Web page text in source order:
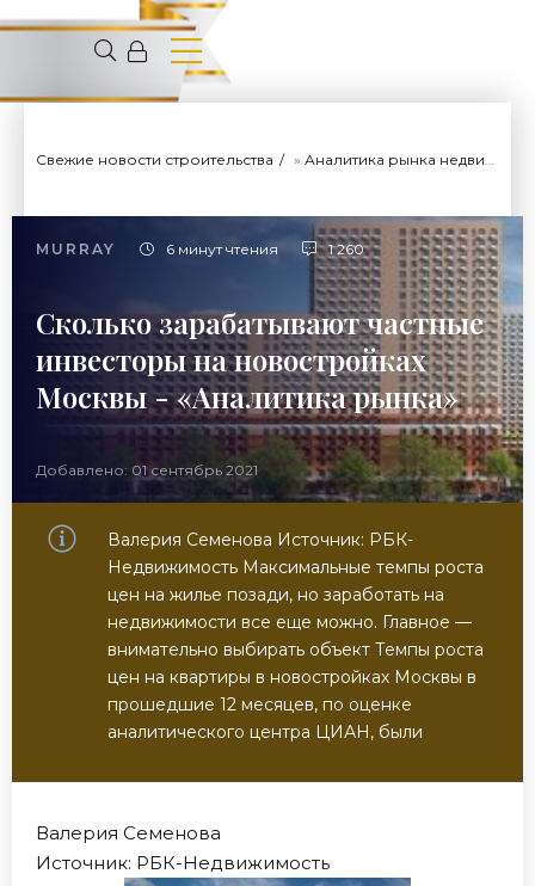
Свежие новости строительства » Аналитика рынка недвижимости
MURRAY 6 минут чтения 1 260
Сколько зарабатывают частные
инвесторы на новостройках
Москвы - «Аналитика рынка»
Добавлено: 01 сентябрь 2021
Валерия Семенова Источник: РБК-
Недвижимость Максимальные темпы роста
цен на жилье позади, но заработать на
недвижимости все еще можно. Главное —
внимательно выбирать объект Темпы роста
цен на квартиры в новостройках Москвы в
прошедшие 12 месяцев, по оценке
аналитического центра ЦИАН, были
Валерия Семенова
Источник: РБК-Недвижимость